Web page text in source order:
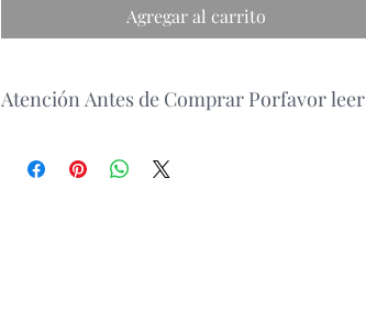
Agregar al carrito
Atención Antes de Comprar Porfavor leer
disponibilidad del producto via whatsapp